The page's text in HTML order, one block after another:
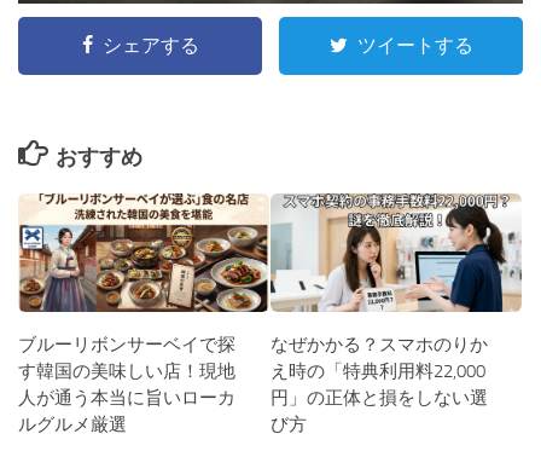
シェアする ツイートする
おすすめ
ブルーリボンサーベイで探
す韓国の美味しい店！現地
人が通う本当に旨いローカ
ルグルメ厳選
なぜかかる？スマホのりか
え時の「特典利用料22,000
円」の正体と損をしない選
び方